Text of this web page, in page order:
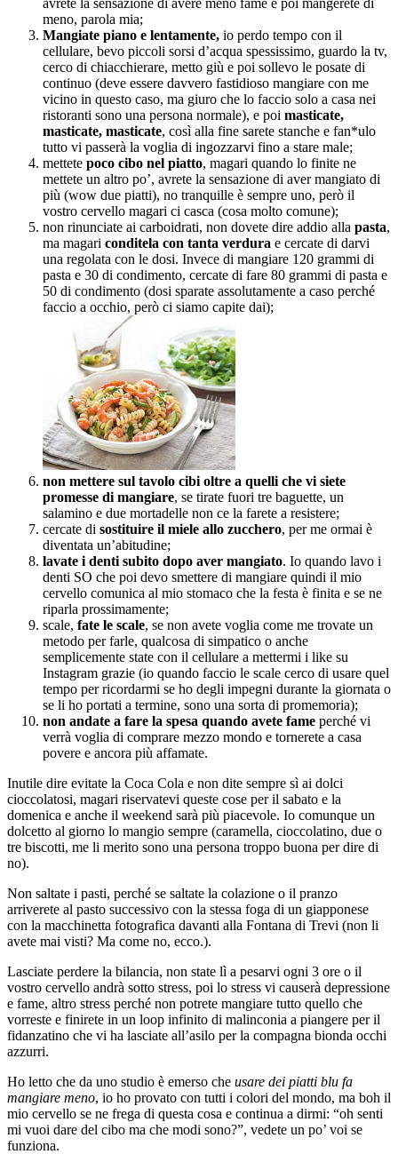
meno, parola mia;
Mangiate piano e lentamente, io perdo tempo con il
cellulare, bevo piccoli sorsi d’acqua spessissimo, guardo la tv,
cerco di chiacchierare, metto giù e poi sollevo le posate di
continuo (deve essere davvero fastidioso mangiare con me
vicino in questo caso, ma giuro che lo faccio solo a casa nei
ristoranti sono una persona normale), e poi masticate,
masticate, masticate, così alla fine sarete stanche e fan*ulo
tutto vi passerà la voglia di ingozzarvi fino a stare male;
mettete poco cibo nel piatto, magari quando lo finite ne
mettete un altro po’, avrete la sensazione di aver mangiato di
più (wow due piatti), no tranquille è sempre uno, però il
vostro cervello magari ci casca (cosa molto comune);
non rinunciate ai carboidrati, non dovete dire addio alla pasta,
ma magari conditela con tanta verdura e cercate di darvi
una regolata con le dosi. Invece di mangiare 120 grammi di
pasta e 30 di condimento, cercate di fare 80 grammi di pasta e
50 di condimento (dosi sparate assolutamente a caso perché
faccio a occhio, però ci siamo capite dai);
non mettere sul tavolo cibi oltre a quelli che vi siete
promesse di mangiare, se tirate fuori tre baguette, un
salamino e due mortadelle non ce la farete a resistere;
cercate di sostituire il miele allo zucchero, per me ormai è
diventata un’abitudine;
lavate i denti subito dopo aver mangiato. Io quando lavo i
denti SO che poi devo smettere di mangiare quindi il mio
cervello comunica al mio stomaco che la festa è finita e se ne
riparla prossimamente;
scale, fate le scale, se non avete voglia come me trovate un
metodo per farle, qualcosa di simpatico o anche
semplicemente state con il cellulare a mettermi i like su
Instagram grazie (io quando faccio le scale cerco di usare quel
tempo per ricordarmi se ho degli impegni durante la giornata o
se li ho portati a termine, sono una sorta di promemoria);
non andate a fare la spesa quando avete fame perché vi
verrà voglia di comprare mezzo mondo e tornerete a casa
povere e ancora più affamate.
Inutile dire evitate la Coca Cola e non dite sempre sì ai dolci
cioccolatosi, magari riservatevi queste cose per il sabato e la
domenica e anche il weekend sarà più piacevole. Io comunque un
dolcetto al giorno lo mangio sempre (caramella, cioccolatino, due o
tre biscotti, me li merito sono una persona troppo buona per dire di
no).
Non saltate i pasti, perché se saltate la colazione o il pranzo
arriverete al pasto successivo con la stessa foga di un giapponese
con la macchinetta fotografica davanti alla Fontana di Trevi (non li
avete mai visti? Ma come no, ecco.).
Lasciate perdere la bilancia, non state lì a pesarvi ogni 3 ore o il
vostro cervello andrà sotto stress, poi lo stress vi causerà depressione
e fame, altro stress perché non potrete mangiare tutto quello che
vorreste e finirete in un loop infinito di malinconia a piangere per il
fidanzatino che vi ha lasciate all’asilo per la compagna bionda occhi
azzurri.
Ho letto che da uno studio è emerso che usare dei piatti blu fa
mangiare meno, io ho provato con tutti i colori del mondo, ma boh il
mio cervello se ne frega di questa cosa e continua a dirmi: “oh senti
mi vuoi dare del cibo ma che modi sono?”, vedete un po’ voi se
funziona.